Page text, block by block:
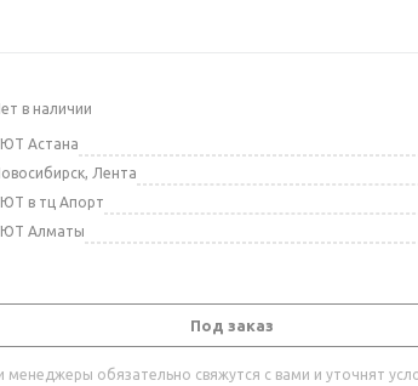
в наличии
Астана
Лента
в тц Апорт
Алматы
Под заказ
менеджеры обязательно свяжутся с вами и уточнят